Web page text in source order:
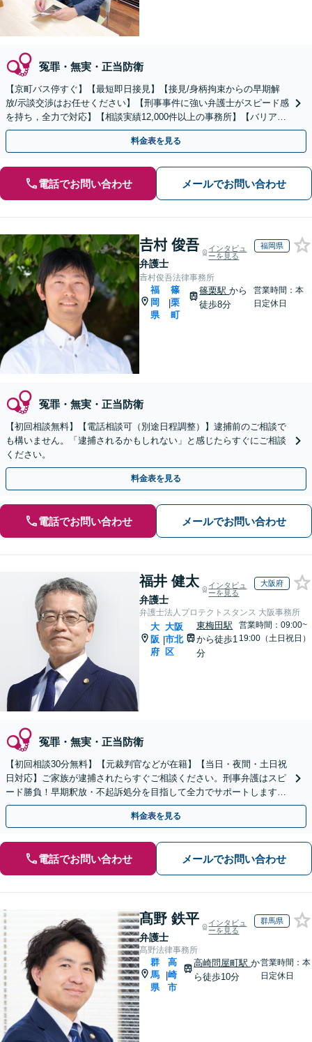
冤罪・無実・正当防衛
【京町バス停すぐ】【最短即日接見】【接見/身柄拘束からの早期解
放/示談交渉はお任せください】【刑事事件に強い弁護士がスピード感
を持ち，全力で対応】【相談実績12,000件以上の事務所】【バリアフ
リー完全個室でのご相談】
料金表を見る
電話でお問い合わせ メールでお問い合わせ
𠮷村 俊吾
弁護士
インタビュ
ーを見る
福岡県
𠮷村俊吾法律事務所
福
岡
県
|
篠
栗
町
篠栗駅から
徒歩8分
営業時間：本
日定休日
冤罪・無実・正当防衛
【初回相談無料】【電話相談可（別途日程調整）】逮捕前のご相談で
も構いません。「逮捕されるかもしれない」と感じたらすぐにご相談
ください。
料金表を見る
電話でお問い合わせ メールでお問い合わせ
福井 健太
弁護士
インタビュ
ーを見る
大阪府
弁護士法人プロテクトスタンス 大阪事務所
大
阪
府
|
大阪
市北
区
東梅田駅
から徒歩1
分
営業時間：09:00~
19:00（土日祝日）
冤罪・無実・正当防衛
【初回相談30分無料】【元裁判官などが在籍】【当日・夜間・土日祝
日対応】ご家族が逮捕されたらすぐご相談ください。刑事弁護はスピ
ード勝負！早期釈放・不起訴処分を目指して全力でサポートします。
【スピード対応】
料金表を見る
電話でお問い合わせ メールでお問い合わせ
髙野 鉄平
弁護士
インタビュ
ーを見る
群馬県
髙野法律事務所
群
馬
県
|
高
崎
市
高崎問屋町駅か
ら徒歩10分
営業時間：本
日定休日